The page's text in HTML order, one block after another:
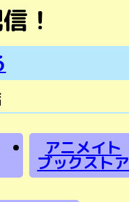
！
アニメイト
ブックストア